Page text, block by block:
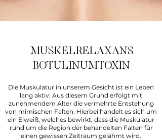
MUSKELRELAXANS
BOTULINUMTOXIN
Die Muskulatur in unserem Gesicht ist ein Leben
lang aktiv. Aus diesem Grund erfolgt mit
zunehmendem Alter die vermehrte Entstehung
von mimischen Falten. Hierbei handelt es sich um
ein Eiweiß, welches bewirkt, dass die Muskulatur
rund um die Region der behandelten Falten für
einen gewissen Zeitraum gelähmt wird.